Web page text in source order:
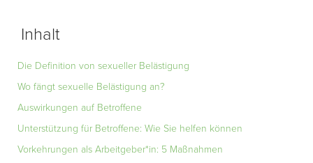
Inhalt
Die Definition von sexueller Belästigung
Wo fängt sexuelle Belästigung an?
Auswirkungen auf Betroffene
Unterstützung für Betroffene: Wie Sie helfen können
Vorkehrungen als Arbeitgeber*in: 5 Maßnahmen